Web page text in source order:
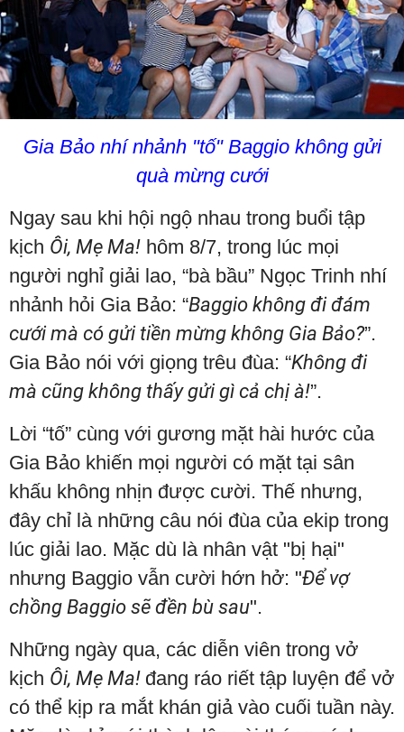
Gia Bảo nhí nhảnh "tố" Baggio không gửi
quà mừng cưới
Ngay sau khi hội ngộ nhau trong buổi tập
kịch Ôi, Mẹ Ma! hôm 8/7, trong lúc mọi
người nghỉ giải lao, “bà bầu” Ngọc Trinh nhí
nhảnh hỏi Gia Bảo: “Baggio không đi đám
cưới mà có gửi tiền mừng không Gia Bảo?”.
Gia Bảo nói với giọng trêu đùa: “Không đi
mà cũng không thấy gửi gì cả chị à!”.
Lời “tố” cùng với gương mặt hài hước của
Gia Bảo khiến mọi người có mặt tại sân
khấu không nhịn được cười. Thế nhưng,
đây chỉ là những câu nói đùa của ekip trong
lúc giải lao. Mặc dù là nhân vật "bị hại"
nhưng Baggio vẫn cười hớn hở: "Để vợ
chồng Baggio sẽ đền bù sau".
Những ngày qua, các diễn viên trong vở
kịch Ôi, Mẹ Ma! đang ráo riết tập luyện để vở
có thể kịp ra mắt khán giả vào cuối tuần này.